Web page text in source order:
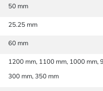
50 mm
25.25 mm
60 mm
1200 mm, 1100 mm, 1000 mm,
300 mm, 350 mm